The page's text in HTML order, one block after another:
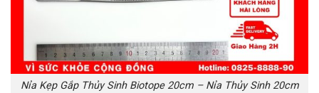
Nỉa Kẹp Gắp Thủy Sinh Biotope 20cm – Nỉa Thủy Sinh 20cm